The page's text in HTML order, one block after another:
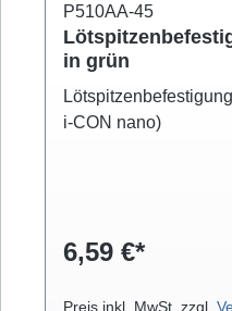
P510AA-45
in grün
i-CON nano)
6,59 €*
Preis inkl. MwSt. zzgl.